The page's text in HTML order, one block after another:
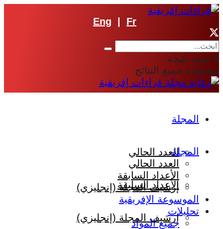
Eng Fr
لا توجد نتيجة
مشاهدة جميع النتائج
المجلة
العدد الحالي
الأعداد السابقة
إرشيف المجلة (إنجليزي)
المجلة
العدد الحالي
الأعداد السابقة
إرشيف المجلة (إنجليزي)
الموسوعة الإفريقية
تحليلات
جميع المواد